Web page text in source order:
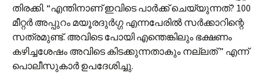
തിരക്കി. “എന്തിനാണ് ഇവിടെ പാർക്ക് ചെയ്യുന്നത്? 100
മീറ്റർ അപ്പുറം മയൂരദുർഗ്ഗ എന്നപേരിൽ സർക്കാറിന്റെ
സത്രമുണ്ട്. അവിടെ പോയി എന്തെങ്കിലും ഭക്ഷണം
കഴിച്ചശേഷം അവിടെ കിടക്കുന്നതാകും നല്ലത് ” എന്ന്
പൊലീസുകാർ ഉപദേശിച്ചു.